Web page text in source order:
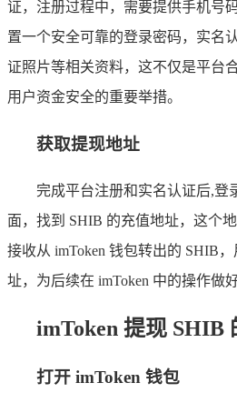
证，注册过程中，需要提供手机号
置一个安全可靠的登录密码，实名
证照片等相关资料，这不仅是平台
用户资金安全的重要举措。
获取提现地址
完成平台注册和实名认证后,登
面，找到 SHIB 的充值地址，这个
接收从 imToken 钱包转出的 SHIB
址，为后续在 imToken 中的操作做
imToken 提现 SHIB
打开 imToken 钱包